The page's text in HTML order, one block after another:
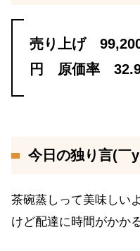
売り上げ
円 原価率
今日の独り言(
茶碗蒸しって美味しい
けど配達に時間がかか